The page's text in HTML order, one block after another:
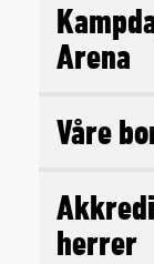
Arena
Våre
herrer